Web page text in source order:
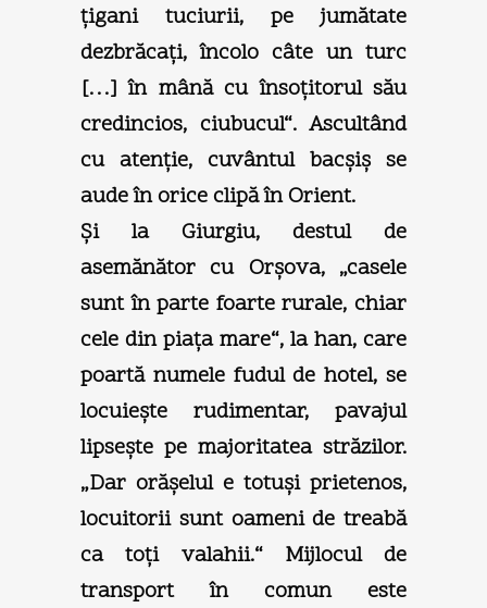
ţigani tuciurii, pe jumătate
dezbrăcaţi, încolo câte un turc
[…] în mână cu însoţitorul său
credincios, ciubucul“. Ascultând
cu atenţie, cuvântul bacşiş se
aude în orice clipă în Orient.
Şi la Giurgiu, destul de
asemănător cu Orşova, „casele
sunt în parte foarte rurale, chiar
cele din piaţa mare“, la han, care
poartă numele fudul de hotel, se
locuieşte rudimentar, pavajul
lipseşte pe majoritatea străzilor.
„Dar orăşelul e totuşi prietenos,
locuitorii sunt oameni de treabă
ca toţi valahii.“ Mijlocul de
transport în comun este